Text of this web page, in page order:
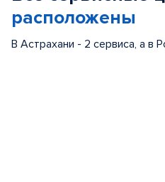
расположены
В Астрахани - 2 сервиса, а в